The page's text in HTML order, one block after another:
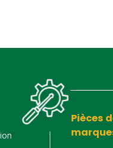
Pièces